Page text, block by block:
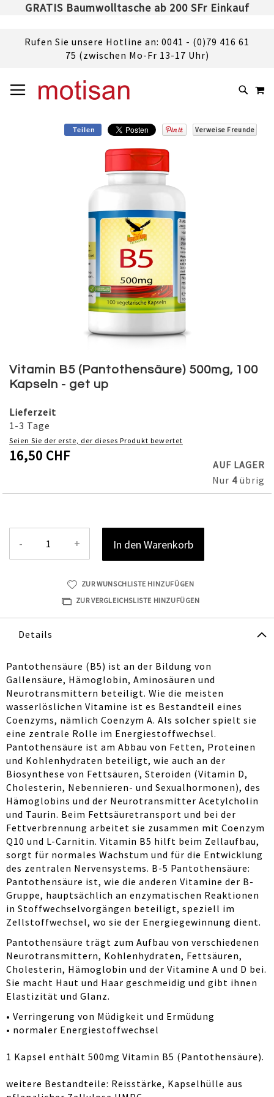
GRATIS Baumwolltasche ab 200 SFr Einkauf
Rufen Sie unsere Hotline an: 0041 - (0)79 416 61
75 (zwischen Mo-Fr 13-17 Uhr)
ZUM
INHALT
SUCHE
Teilen Verweise Freunde
to
the
of
the
images
gallery
Vitamin B5 (Pantothensäure) 500mg, 100
Kapseln - get up
Lieferzeit
1-3 Tage
Seien Sie der erste, der dieses Produkt bewertet
16,50 CHF
AUF LAGER
Nur 4 übrig
- + In den Warenkorb
ZUR WUNSCHLISTE HINZUFÜGEN
ZUR VERGLEICHSLISTE HINZUFÜGEN
Details
Pantothensäure (B5) ist an der Bildung von
Gallensäure, Hämoglobin, Aminosäuren und
Neurotransmittern beteiligt. Wie die meisten
wasserlöslichen Vitamine ist es Bestandteil eines
Coenzyms, nämlich Coenzym A. Als solcher spielt sie
eine zentrale Rolle im Energiestoffwechsel.
Pantothensäure ist am Abbau von Fetten, Proteinen
und Kohlenhydraten beteiligt, wie auch an der
Biosynthese von Fettsäuren, Steroiden (Vitamin D,
Cholesterin, Nebennieren- und Sexualhormonen), des
Hämoglobins und der Neurotransmitter Acetylcholin
und Taurin. Beim Fettsäuretransport und bei der
Fettverbrennung arbeitet sie zusammen mit Coenzym
Q10 und L-Carnitin. Vitamin B5 hilft beim Zellaufbau,
sorgt für normales Wachstum und für die Entwicklung
des zentralen Nervensystems. B-5 Pantothensäure:
Pantothensäure ist, wie die anderen Vitamine der B-
Gruppe, hauptsächlich an enzymatischen Reaktionen
in Stoffwechselvorgängen beteiligt, speziell im
Zellstoffwechsel, wo sie der Energiegewinnung dient.
Pantothensäure trägt zum Aufbau von verschiedenen
Neurotransmittern, Kohlenhydraten, Fettsäuren,
Cholesterin, Hämoglobin und der Vitamine A und D bei.
Sie macht Haut und Haar geschmeidig und gibt ihnen
Elastizität und Glanz.
• Verringerung von Müdigkeit und Ermüdung
• normaler Energiestoffwechsel
1 Kapsel enthält 500mg Vitamin B5 (Pantothensäure).
weitere Bestandteile: Reisstärke, Kapselhülle aus